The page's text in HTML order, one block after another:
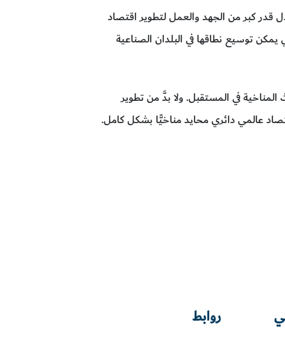
قدر كبر من الجهد والعمل لتطوير اقتصاد
توسيع نطاقها في البلدان الصناعية
في المستقبل. ولا بدَّ من تطوير
عالمي دائري محايد مناخيًّا بشكل كامل.
روابط